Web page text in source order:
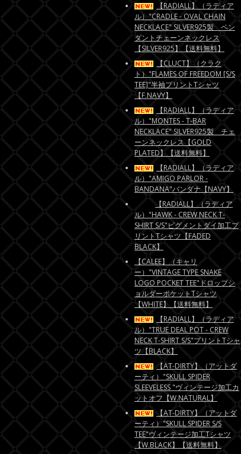
【RADIALL】（ラディア
ル）"CRADLE - OVAL CHAIN
NECKLACE" SILVER925製 ペン
ダントチェーンネックレス
【SILVER925】【送料無料】
【CLUCT】（クラク
ト）"FLAMES OF FREEDOM [S/S
TEE]"半袖プリントTシャツ
【F.NAVY】
【RADIALL】（ラディア
ル）"MONTES - T-BAR
NECKLACE" SILVER925製 チェ
ーンネックレス【GOLD
PLATED】【送料無料】
【RADIALL】（ラディア
ル）"AMIGO PARLOR -
BANDANA"バンダナ【NAVY】
【RADIALL】（ラディア
ル）"HAWK - CREW NECK T-
SHIRT S/S"ピグメントダイ加工プ
リントTシャツ【FADED
BLACK】
【CALEE】（キャリ
ー）"VINTAGE TYPE SNAKE
LOGO POCKET TEE"ドロップシ
ョルダーポケットTシャツ
【WHITE】【送料無料】
【RADIALL】（ラディア
ル）"TRUE DEAL POT - CREW
NECK T-SHIRT S/S"プリントTシャ
ツ【BLACK】
【AT-DIRTY】（アットダ
ーティ）"SKULL SPIDER
SLEEVELESS "ヴィンテージ加工カ
ットオフ【W.NATURAL】
【AT-DIRTY】（アットダ
ーティ）"SKULL SPIDER S/S
TEE"ヴィンテージ加工Tシャツ
【W.BLACK】【送料無料】